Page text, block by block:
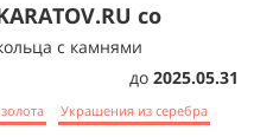
со
с камнями
до 2025.05.31
Украшения из серебра